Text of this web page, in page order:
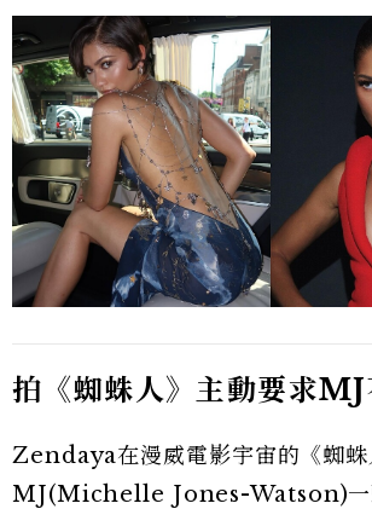
拍《蜘蛛人》主動要求MJ
Zendaya在漫威電影宇宙的《蜘蛛
MJ(Michelle Jones-Watson)一